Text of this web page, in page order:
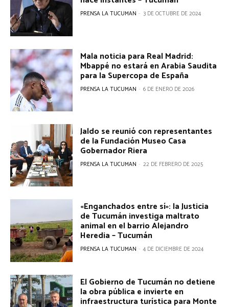
PRENSA LA TUCUMAN - 3 DE OCTUBRE DE 2024
Mala noticia para Real Madrid:
Mbappé no estará en Arabia Saudita
para la Supercopa de España
PRENSA LA TUCUMAN - 6 DE ENERO DE 2026
Jaldo se reunió con representantes
de la Fundación Museo Casa
Gobernador Riera
PRENSA LA TUCUMAN - 22 DE FEBRERO DE 2025
«Enganchados entre sí»: la Justicia
de Tucumán investiga maltrato
animal en el barrio Alejandro
Heredia – Tucumán
PRENSA LA TUCUMAN - 4 DE DICIEMBRE DE 2024
El Gobierno de Tucumán no detiene
la obra pública e invierte en
infraestructura turística para Monte